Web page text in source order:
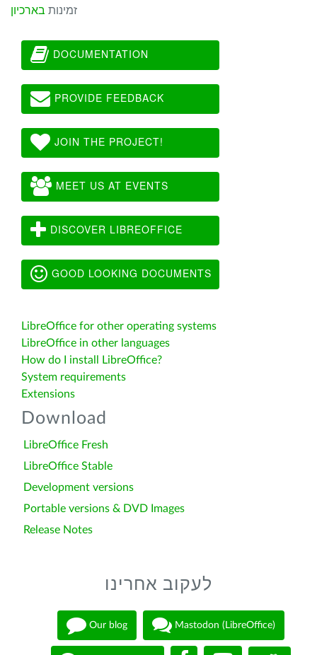
זמינות בארכיון
DOCUMENTATION
PROVIDE FEEDBACK
JOIN THE PROJECT!
MEET US AT EVENTS
DISCOVER LIBREOFFICE
GOOD LOOKING DOCUMENTS
LibreOffice for other operating systems
LibreOffice in other languages
How do I install LibreOffice?
System requirements
Extensions
Download
LibreOffice Fresh
LibreOffice Stable
Development versions
Portable versions & DVD Images
Release Notes
לעקוב אחרינו
Our blog Mastodon (LibreOffice)